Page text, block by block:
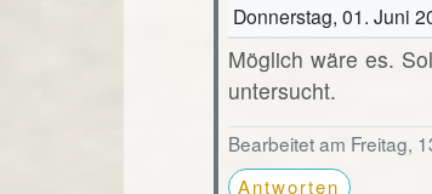
Donnerstag, 01. Juni
Möglich wäre es.
untersucht.
Bearbeitet am Freitag,
Antworten